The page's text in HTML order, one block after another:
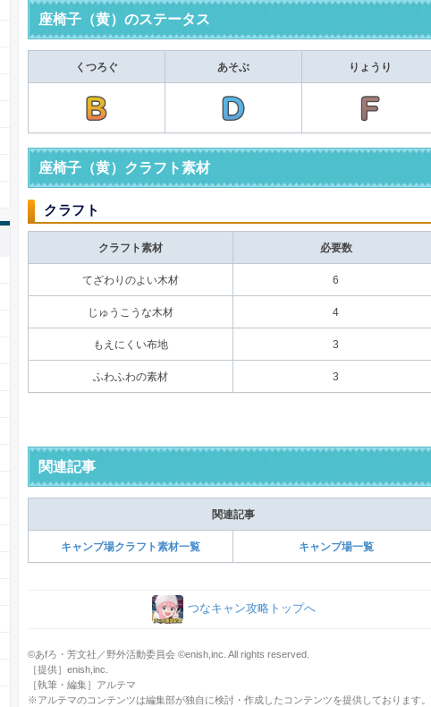
座椅子（黄）のステータス
くつろぐ あそぶ りょうり
座椅子（黄）クラフト素材
クラフト
クラフト素材 必要数
てざわりのよい木材 6
じゅうこうな木材 4
もえにくい布地 3
ふわふわの素材 3
関連記事
関連記事
キャンプ場クラフト素材一覧 キャンプ場一覧
つなキャン攻略トップへ
©あfろ・芳文社／野外活動委員会 ©enish,inc. All rights reserved.
［提供］enish,inc.
［執筆・編集］アルテマ
※アルテマのコンテンツは編集部が独自に検討・作成したコンテンツを提供しております。